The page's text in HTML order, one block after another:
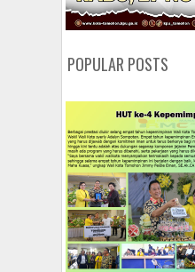
POPULAR POSTS